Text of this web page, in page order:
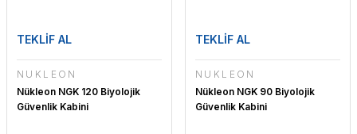
TEKLİF AL
NÜKLEON
Nükleon NGK 120 Biyolojik
Güvenlik Kabini
TEKLİF AL
NÜKLEON
Nükleon NGK 90 Biyolojik
Güvenlik Kabini